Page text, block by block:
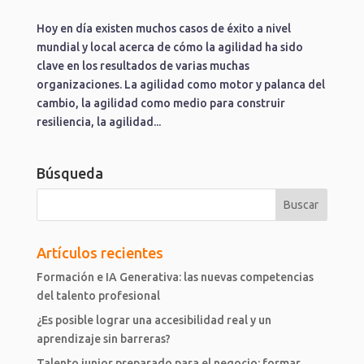
Hoy en día existen muchos casos de éxito a nivel
mundial y local acerca de cómo la agilidad ha sido
clave en los resultados de varias muchas
organizaciones. La agilidad como motor y palanca del
cambio, la agilidad como medio para construir
resiliencia, la agilidad...
Búsqueda
Artículos recientes
Formación e IA Generativa: las nuevas competencias
del talento profesional
¿Es posible lograr una accesibilidad real y un
aprendizaje sin barreras?